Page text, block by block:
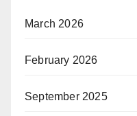
March 2026
February 2026
September 2025